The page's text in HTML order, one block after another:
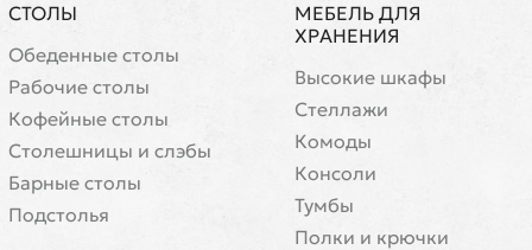
СТОЛЫ
Обеденные столы
Рабочие столы
Кофейные столы
Cтолешницы и слэбы
Барные столы
Подстолья
МЕБЕЛЬ ДЛЯ
ХРАНЕНИЯ
Высокие шкафы
Стеллажи
Комоды
Консоли
Тумбы
Полки и крючки